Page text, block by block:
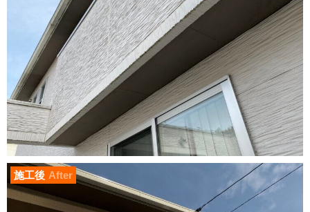
施工後 After